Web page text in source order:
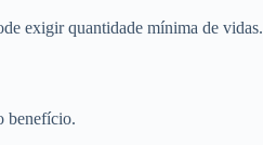
exigir quantidade mínima de vidas.
benefício.